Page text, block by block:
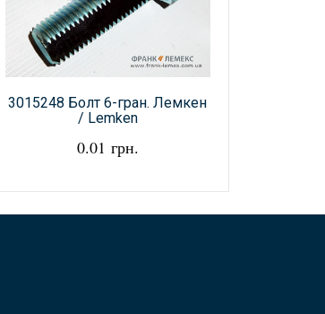
3015248 Болт 6-гран. Лемкен
/ Lemken
0.01 грн.